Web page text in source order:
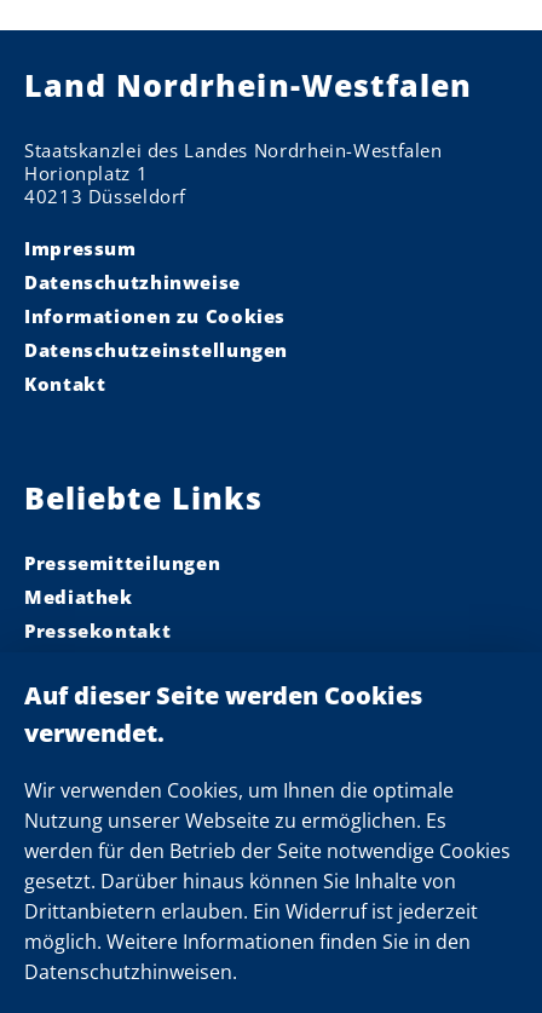
Wir verwenden Cookies, um Ihnen die optimale
Nutzung unserer Webseite zu ermöglichen. Es
werden für den Betrieb der Seite notwendige Cookies
gesetzt. Darüber hinaus können Sie Inhalte von
Drittanbietern erlauben. Ein Widerruf ist jederzeit
möglich. Weitere Informationen finden Sie in den
Datenschutzhinweisen.
Land Nordrhein-Westfalen
Staatskanzlei des Landes Nordrhein-Westfalen
Horionplatz 1
40213 Düsseldorf
Impressum
Datenschutzhinweise
Informationen zu Cookies
Datenschutzeinstellungen
Kontakt
Beliebte Links
Pressemitteilungen
Mediathek
Pressekontakt
Landeskabinett
Einsamkeit
Folgen Sie uns